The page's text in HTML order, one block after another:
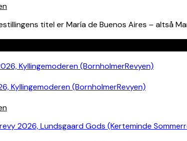
titel er María de Buenos Aires – altså
Kyllingemoderen (BornholmerRevyen)